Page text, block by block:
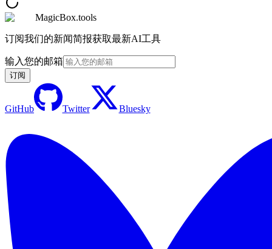
MagicBox.tools
订阅我们的新闻简报获取最新AI工具
输入您的邮箱
订阅
GitHub Twitter Bluesky